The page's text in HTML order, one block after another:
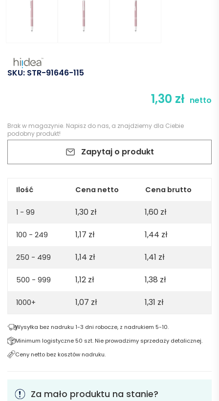
SKU: STR-91646-115
1,30 zł netto
Brak w magazynie. Napisz do nas, a znajdziemy dla Ciebie
podobny produkt!
Zapytaj o produkt
Ilość Cena netto Cena brutto
1 - 99 1,30 zł 1,60 zł
100 - 249 1,17 zł 1,44 zł
250 - 499 1,14 zł 1,41 zł
500 - 999 1,12 zł 1,38 zł
1000+ 1,07 zł 1,31 zł
Wysyłka bez nadruku 1-3 dni robocze, z nadrukiem 5-10.
Minimum logistyczne 50 szt. Nie prowadzimy sprzedaży detalicznej.
Ceny netto bez kosztów nadruku.
Za mało produktu na stanie?